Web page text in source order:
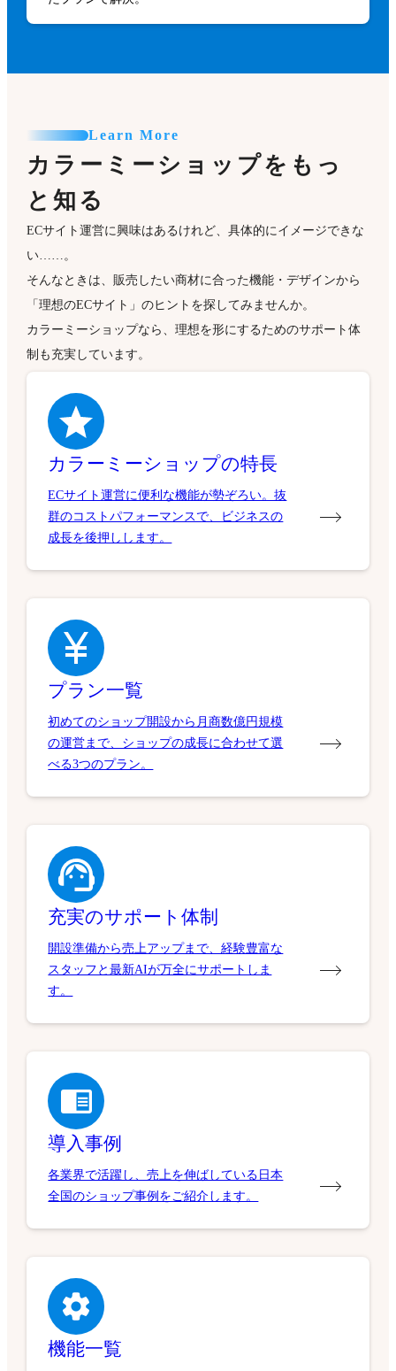
Learn More
カラーミーショップをもっ
と知る
ECサイト運営に興味はあるけれど、具体的にイメージできな
い……。
そんなときは、販売したい商材に合った機能・デザインから
「理想のECサイト」のヒントを探してみませんか。
カラーミーショップなら、理想を形にするためのサポート体
制も充実しています。
カラーミーショップの特長
ECサイト運営に便利な機能が勢ぞろい。抜
群のコストパフォーマンスで、ビジネスの
成長を後押しします。
プラン一覧
初めてのショップ開設から月商数億円規模
の運営まで、ショップの成長に合わせて選
べる3つのプラン。
充実のサポート体制
開設準備から売上アップまで、経験豊富な
スタッフと最新AIが万全にサポートしま
す。
導入事例
各業界で活躍し、売上を伸ばしている日本
全国のショップ事例をご紹介します。
機能一覧